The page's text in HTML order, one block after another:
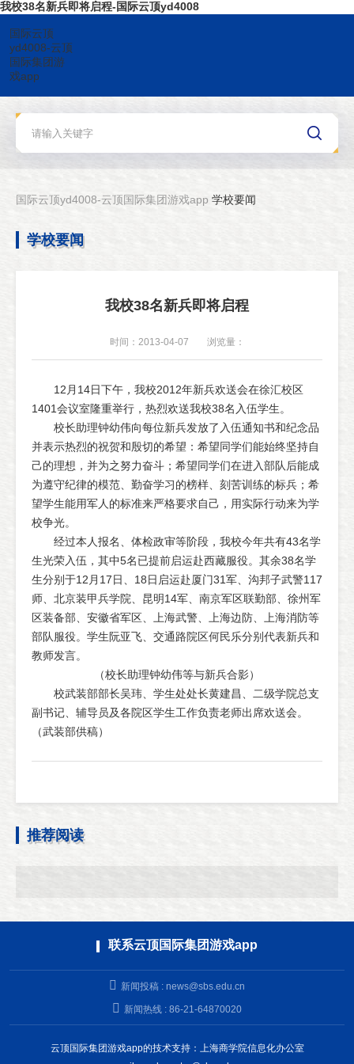
我校38名新兵即将启程-国际云顶yd4008
国际云顶
yd4008-云顶
国际集团游
戏app
国际云顶yd4008-云顶国际集团游戏app 学校要闻
学校要闻
我校38名新兵即将启程
时间：2013-04-07 浏览量：
12月14日下午，我校2012年新兵欢送会在徐汇校区
1401会议室隆重举行，热烈欢送我校38名入伍学生。
校长助理钟幼伟向每位新兵发放了入伍通知书和纪念品
并表示热烈的祝贺和殷切的希望：希望同学们能始终坚持自
己的理想，并为之努力奋斗；希望同学们在进入部队后能成
为遵守纪律的模范、勤奋学习的榜样、刻苦训练的标兵；希
望学生能用军人的标准来严格要求自己，用实际行动来为学
校争光。
经过本人报名、体检政审等阶段，我校今年共有43名学
生光荣入伍，其中5名已提前启运赴西藏服役。其余38名学
生分别于12月17日、18日启运赴厦门31军、沟邦子武警117
师、北京装甲兵学院、昆明14军、南京军区联勤部、徐州军
区装备部、安徽省军区、上海武警、上海边防、上海消防等
部队服役。学生阮亚飞、交通路院区何民乐分别代表新兵和
教师发言。
（校长助理钟幼伟等与新兵合影）
校武装部部长吴玮、学生处处长黄建昌、二级学院总支
副书记、辅导员及各院区学生工作负责老师出席欢送会。
（武装部供稿）
推荐阅读
联系云顶国际集团游戏app
新闻投稿 : news@sbs.edu.cn
新闻热线 : 86-21-64870020
云顶国际集团游戏app的技术支持：上海商学院信息化办公室